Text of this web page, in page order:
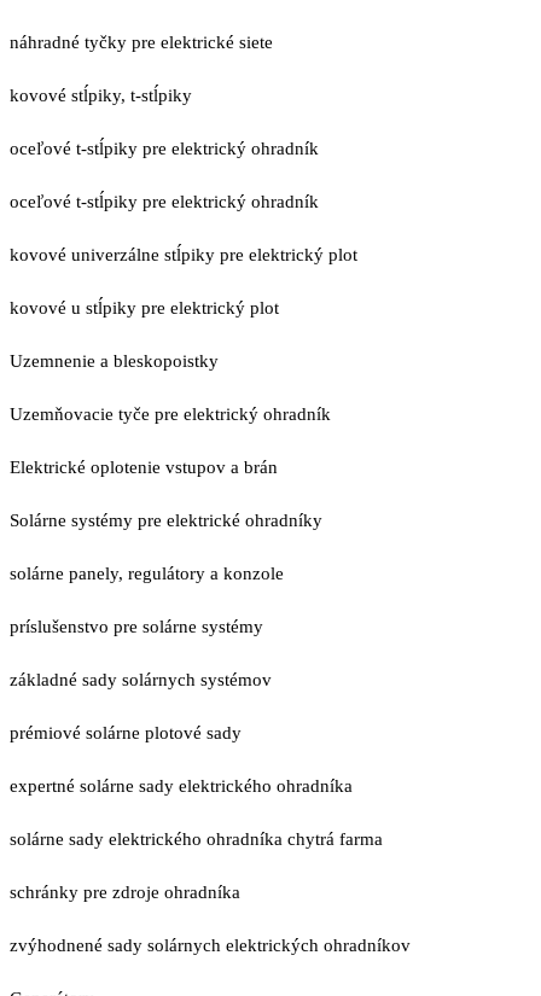
náhradné tyčky pre elektrické siete
kovové stĺpiky, t-stĺpiky
oceľové t-stĺpiky pre elektrický ohradník
oceľové t-stĺpiky pre elektrický ohradník
kovové univerzálne stĺpiky pre elektrický plot
kovové u stĺpiky pre elektrický plot
Uzemnenie a bleskopoistky
Uzemňovacie tyče pre elektrický ohradník
Elektrické oplotenie vstupov a brán
Solárne systémy pre elektrické ohradníky
solárne panely, regulátory a konzole
príslušenstvo pre solárne systémy
základné sady solárnych systémov
prémiové solárne plotové sady
expertné solárne sady elektrického ohradníka
solárne sady elektrického ohradníka chytrá farma
schránky pre zdroje ohradníka
zvýhodnené sady solárnych elektrických ohradníkov